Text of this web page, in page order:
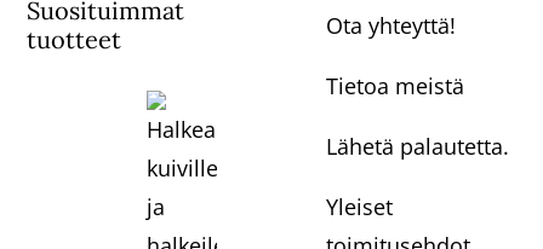
tuotteet
toimitusehdot.